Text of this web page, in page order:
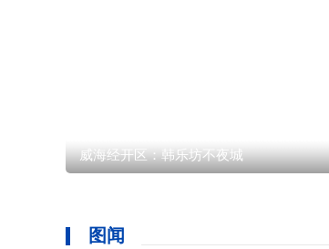
威海经开区：韩乐坊不夜城
图闻